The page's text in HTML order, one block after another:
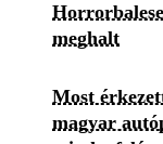
meghalt
Most
magyar